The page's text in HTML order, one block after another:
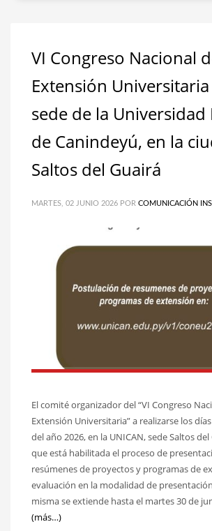
VI Congreso Nacional
Extensión
sede de la Universidad
de Canindeyú, en la
Saltos del Guairá
MARTES, 02 JUNIO 2026 POR COMUNICACIÓN
El comité organizador del “VI Congreso
Extensión Universitaria” a realizarse los
del año 2026, en la UNICAN, sede Saltos
que está habilitada el proceso de
resúmenes de proyectos y programas de
evaluación en la modalidad de
misma se extiende hasta el martes 30 de
(más…)